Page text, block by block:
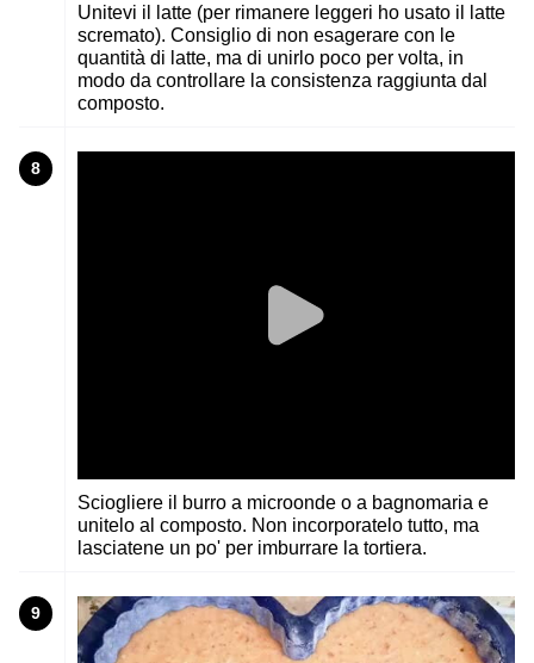
Unitevi il latte (per rimanere leggeri ho usato il latte
scremato). Consiglio di non esagerare con le
quantità di latte, ma di unirlo poco per volta, in
modo da controllare la consistenza raggiunta dal
composto.
8
Sciogliere il burro a microonde o a bagnomaria e
unitelo al composto. Non incorporatelo tutto, ma
lasciatene un po' per imburrare la tortiera.
9